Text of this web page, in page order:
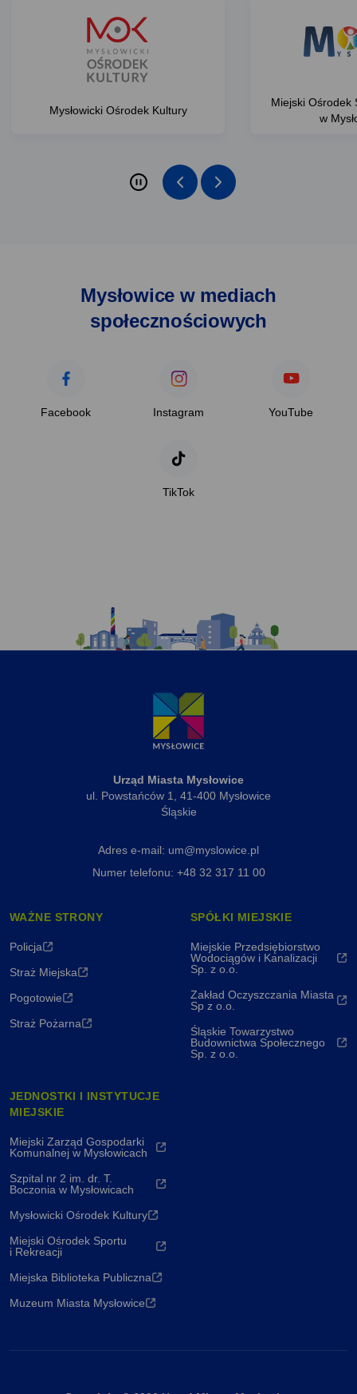
Mysłowicki Ośrodek Kultury
Miejski Ośrodek
w
zatrzymaj slider: Polecane strony
Mysłowice w mediach
społecznościowych
Facebook Instagram YouTube
TikTok
rysunek
Urząd Miasta Mysłowice
ul. Powstańców 1, 41-400 Mysłowice
Śląskie
Adres e-mail: um@myslowice.pl
Numer telefonu: +48 32 317 11 00
WAŻNE STRONY
Policja
Straż Miejska
Pogotowie
Straż Pożarna
SPÓŁKI MIEJSKIE
Miejskie Przedsiębiorstwo
Wodociągów i Kanalizacji
Sp. z o.o.
Zakład Oczyszczania Miasta
Sp z o.o.
Śląskie Towarzystwo
Budownictwa Społecznego
Sp. z o.o.
JEDNOSTKI I INSTYTUCJE
MIEJSKIE
Miejski Zarząd Gospodarki
Komunalnej w Mysłowicach
Szpital nr 2 im. dr. T.
Boczonia w Mysłowicach
Mysłowicki Ośrodek Kultury
Miejski Ośrodek Sportu
i Rekreacji
Miejska Biblioteka Publiczna
Muzeum Miasta Mysłowice